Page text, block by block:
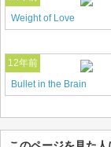
Weight of Love
12年前
Bullet in the Brain